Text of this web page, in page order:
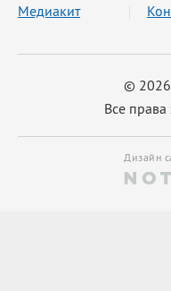
©
Все
Медиакит
Дизайн